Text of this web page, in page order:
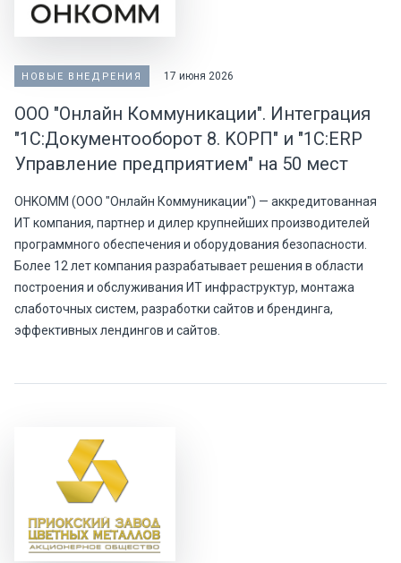
НОВЫЕ ВНЕДРЕНИЯ 17 июня 2026
ООО "Онлайн Коммуникации". Интеграция
"1С:Документооборот 8. KOPП" и "1C:ERP
Управление предприятием" на 50 мест
OHKOMM (ООО "Онлайн Коммуникации") — аккредитованная
ИТ компания, партнер и дилер крупнейших производителей
программного обеспечения и оборудования безопасности.
Более 12 лет компания разрабатывает решения в области
построения и обслуживания ИТ инфраструктур, монтажа
слаботочных систем, разработки сайтов и брендинга,
эффективных лендингов и сайтов.